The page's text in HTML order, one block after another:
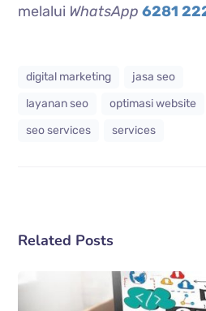
melalui WhatsApp 6281
digital marketing
jasa seo
layanan seo
optimasi website
seo services
services
Related Posts